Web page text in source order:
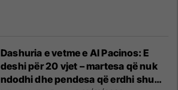
Dashuria e vetme e Al Pacinos: E
deshi për 20 vjet – martesa që nuk
ndodhi dhe pendesa që erdhi shumë